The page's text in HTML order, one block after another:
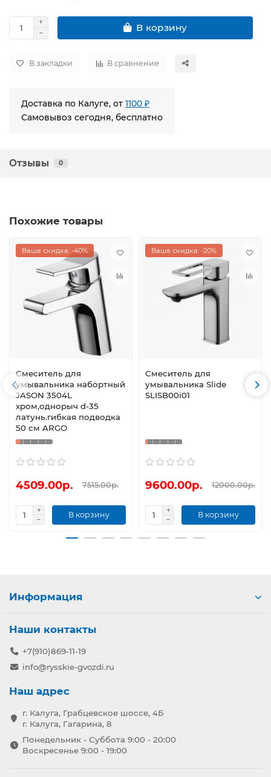
В корзину
В закладки В сравнение
Доставка по Калуге, от 1100 ₽
Самовывоз сегодня, бесплатно
Отзывы 0
Похожие товары
Ваша скидка: -40%
Смеситель для
умывальника набортный
JASON 3504L
хром,однорыч d-35
латунь.гибкая подводка
50 см ARGO
4509.00р. 7515.00р.
В корзину
Ваша скидка: -20%
Смеситель для
умывальника Slide
SLISB00i01
9600.00р. 12000.00р.
В корзину
Информация
Наши контакты
+7(910)869-11-19
info@rysskie-gvozdi.ru
Наш адрес
г. Калуга, Грабцевское шоссе, 4Б
г. Калуга, Гагарина, 8
Понедельник - Суббота 9:00 - 20:00
Воскресенье 9:00 - 19:00